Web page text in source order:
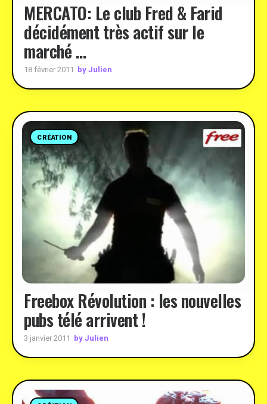
MERCATO: Le club Fred & Farid
décidément très actif sur le
marché …
18 février 2011 by Julien
CRÉATION
Freebox Révolution : les nouvelles
pubs télé arrivent !
3 janvier 2011 by Julien